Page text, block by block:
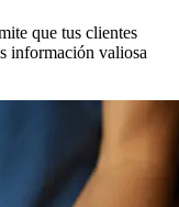
que tus clientes
información valiosa